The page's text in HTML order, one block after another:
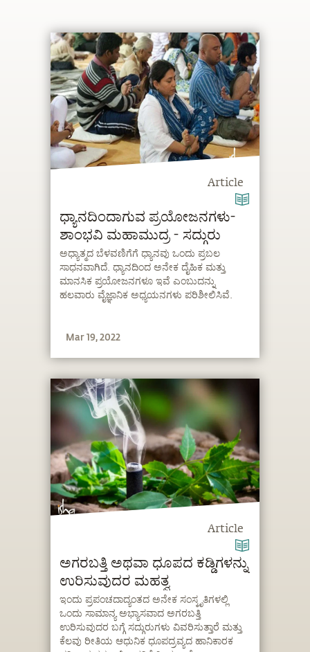
Article
ಧ್ಯಾನದಿಂದಾಗುವ ಪ್ರಯೋಜನಗಳು-
ಶಾಂಭವಿ ಮಹಾಮುದ್ರ - ಸದ್ಗುರು
ಅಧ್ಯಾತ್ಮದ ಬೆಳವಣಿಗೆಗೆ ಧ್ಯಾನವು ಒಂದು ಪ್ರಬಲ
ಸಾಧನವಾಗಿದೆ. ಧ್ಯಾನದಿಂದ ಅನೇಕ ದೈಹಿಕ ಮತ್ತು
ಮಾನಸಿಕ ಪ್ರಯೋಜನಗಳೂ ಇವೆ ಎಂಬುದನ್ನು
ಹಲವಾರು ವೈಜ್ಞಾನಿಕ ಅಧ್ಯಯನಗಳು ಪರಿಶೀಲಿಸಿವೆ.
Mar 19, 2022
Article
ಅಗರಬತ್ತಿ ಅಥವಾ ಧೂಪದ ಕಡ್ಡಿಗಳನ್ನು
ಉರಿಸುವುದರ ಮಹತ್ವ
ಇಂದು ಪ್ರಪಂಚದಾದ್ಯಂತದ ಅನೇಕ ಸಂಸ್ಕೃತಿಗಳಲ್ಲಿ
ಒಂದು ಸಾಮಾನ್ಯ ಅಭ್ಯಾಸವಾದ ಅಗರಬತ್ತಿ
ಉರಿಸುವುದರ ಬಗ್ಗೆ ಸದ್ಗುರುಗಳು ವಿವರಿಸುತ್ತಾರೆ ಮತ್ತು
ಕೆಲವು ರೀತಿಯ ಆಧುನಿಕ ಧೂಪದ್ರವ್ಯದ ಹಾನಿಕಾರಕ